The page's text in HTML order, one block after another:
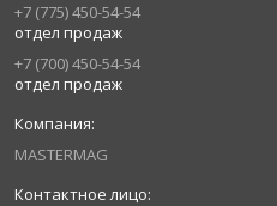
+7 (775) 450-54-54
отдел продаж
+7 (700) 450-54-54
отдел продаж
MASTERMAG